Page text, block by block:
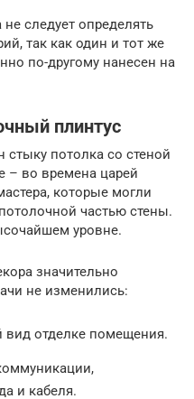
следует определять
так как один и тот же
по-другому нанесен на
плинтус
потолка со стеной
– во времена царей
которые могли
частью стены.
уровне.
значительно
не изменились:
вид отделке помещения.
и кабеля.